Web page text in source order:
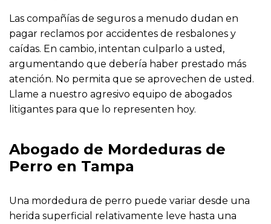
Las compañías de seguros a menudo dudan en
pagar reclamos por accidentes de resbalones y
caídas. En cambio, intentan culparlo a usted,
argumentando que debería haber prestado más
atención. No permita que se aprovechen de usted.
Llame a nuestro agresivo equipo de abogados
litigantes para que lo representen hoy.
Abogado de Mordeduras de
Perro en Tampa
Una mordedura de perro puede variar desde una
herida superficial relativamente leve hasta una